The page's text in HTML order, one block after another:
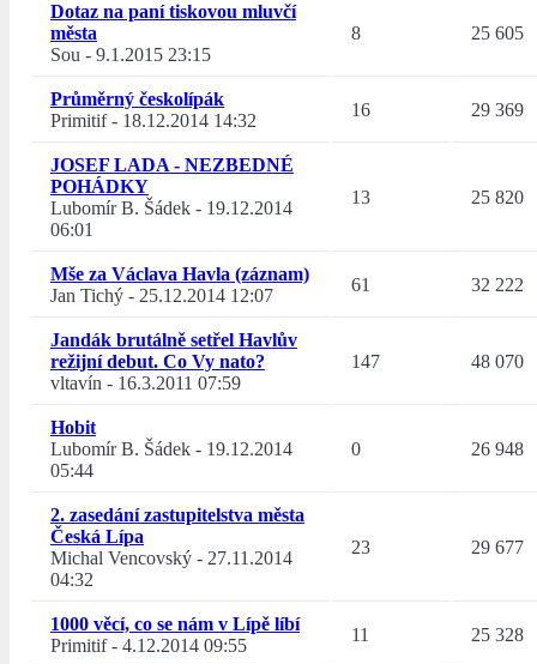
Dotaz na paní tiskovou mluvčí
města
Sou - 9.1.2015 23:15
8 25 605
Průměrný českolípák
Primitif- 18.12.2014 14:32
16 29 369
JOSEF LADA - NEZBEDNÉ
POHÁDKY
Lubomír B. Šádek - 19.12.2014
06:01
13 25 820
Mše za Václava Havla (záznam)
Jan Tichý - 25.12.2014 12:07
61 32 222
Jandák brutálně setřel Havlův
režijní debut. Co Vy nato?
vltavín - 16.3.2011 07:59
147 48 070
Hobit
Lubomír B. Šádek - 19.12.2014
05:44
0 26 948
2. zasedání zastupitelstva města
Česká Lípa
Michal Vencovský - 27.11.2014
04:32
23 29 677
1000 věcí, co se nám v Lípě líbí
Primitif- 4.12.2014 09:55
11 25 328